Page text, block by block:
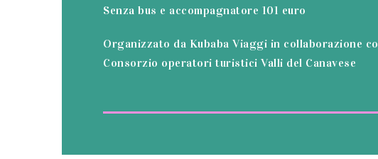
Senza bus e accompagnatore 101 euro
Organizzato da Kubaba Viaggi in collaborazione
Consorzio operatori turistici Valli del Canavese